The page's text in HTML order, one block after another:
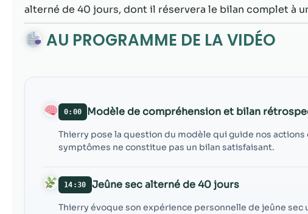
alterné de 40 jours, dont il réservera le bilan complet à
AU PROGRAMME DE LA VIDÉO
0:00 Modèle de compréhension et bilan
Thierry pose la question du modèle qui guide nos
symptômes ne constitue pas un bilan satisfaisant.
14:30 Jeûne sec alterné de 40 jours
Thierry évoque son expérience personnelle de jeûne